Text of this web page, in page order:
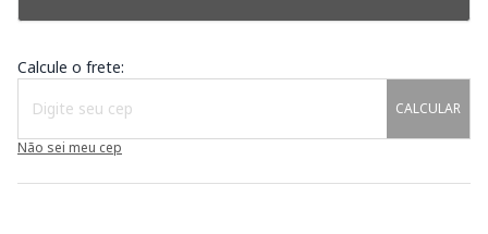
Calcule o frete:
CALCULAR
Não sei meu cep